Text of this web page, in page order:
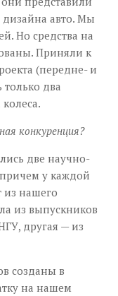
дизайна авто. Мы
Но средства на
Приняли к
(передне- и
два
конкуренция?
две научно-
у каждой
из нашего
из выпускников
другая — из
созданы в
на нашем